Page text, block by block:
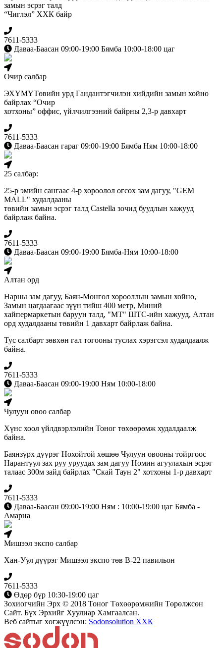
замын эсрэг талд
“Чиглэл” ХХК байр
7611-5333
Даваа-Баасан 09:00-19:00 Бямба 10:00-18:00 цаг
Очир салбар
ЭХҮМҮТөвийн урд Гандантэгчилэн хийдийн замын хойно
байрлах “Очир
хотхоны” оффис, үйлчилгээний байрны 2,3-р давхарт
7611-5333
Даваа-Баасан гараг 09:00-19:00 Бямба Ням 10:00-18:00
25 салбар:
25-р эмийн сангаас 4-р хороолол өгсөх зам дагуу, "GEM
MALL" худалдааны
төвийн замын эсрэг талд Сastella зочид буудлын хажууд
байрлаж байна.
7611-5333
Даваа-Баасан 09:00-19:00 Бямба-Ням 10:00-18:00
Алтан орд
Нарны зам дагуу, Баян-Монгол хорооллын замын хойно,
Замын цагдаагаас зүүн тийш 400 метр, Миний
хайпермаркетын баруун талд, "МТ" ШТС-ийн хажууд, Алтан
орд худалдааны төвийн 1 давхарт байрлаж байна.
Тус салбарт зөвхөн гал тогооны туслах хэрэгсэл худалдаалж
байна.
7611-5333
Даваа-Баасан 09:00-19:00 Ням 10:00-18:00
Чулуун овоо салбар
Хүнс хоол үйлдвэрлэлийн Тоног төхөөрөмж худалдаалж
байна.
Баянзүрх дүүрэг Нохойтой хөшөө Чулуун овооны тойргоос
Нарантуул зах руу уруудах зам дагуу Номин агуулахын эсрэг
талаас 300м зайд байрлах "Скай Таун 2" хотхоны 1-р давхарт
7611-5333
Даваа-Баасан 09:00-19:00 Ням : 10:00-19:00 цаг Бямба -
Амарна
Мишээл экспо салбар
Хан-Уул дүүрэг Мишээл экспо төв B-22 павильон
7611-5333
Өдөр бүр 10:30-19:00 цаг
Зохиогчийн Эрх © 2018 Тоног Төхөөрөмжийн Төрөлжсөн
Сайт. Бүх Эрхийг Хуулиар Хамгаалсан.
Веб сайтыг хөгжүүлсэн: Sodonsolution ХХК